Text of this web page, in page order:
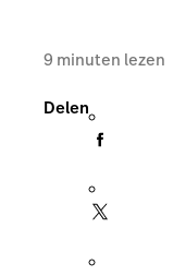
9 minuten lezen
Delen